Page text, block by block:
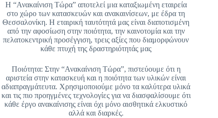
Η “Ανακαίνιση Τώρα” αποτελεί μια καταξιωμένη εταιρεία
στο χώρο των κατασκευών και ανακαινίσεων, με έδρα τη
Θεσσαλονίκη. Η εταιρική ταυτότητά μας είναι διαποτισμένη
από την αφοσίωση στην ποιότητα, την καινοτομία και την
πελατοκεντρική προσέγγιση, τρεις αξίες που διαμορφώνουν
κάθε πτυχή της δραστηριότητάς μας
Ποιότητα: Στην “Ανακαίνιση Τώρα”, πιστεύουμε ότι η
αριστεία στην κατασκευή και η ποιότητα των υλικών είναι
αδιαπραγμάτευτα. Χρησιμοποιούμε μόνο τα καλύτερα υλικά
και τις πιο προηγμένες τεχνολογίες για να διασφαλίσουμε ότι
κάθε έργο ανακαίνισης είναι όχι μόνο αισθητικά ελκυστικό
αλλά και διαρκές.